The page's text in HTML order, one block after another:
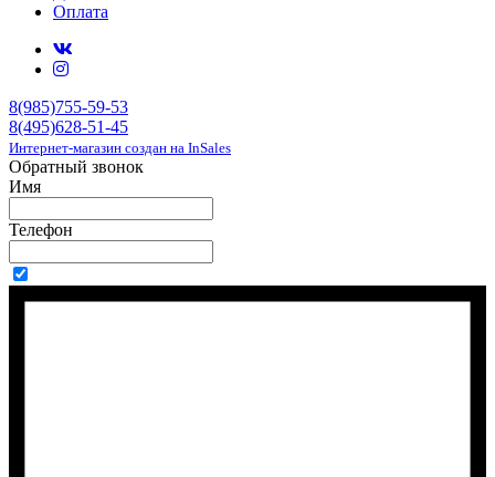
Оплата
8(985)755-59-53
8(495)628-51-45
Интернет-магазин создан на InSales
Обратный звонок
Имя
Телефон